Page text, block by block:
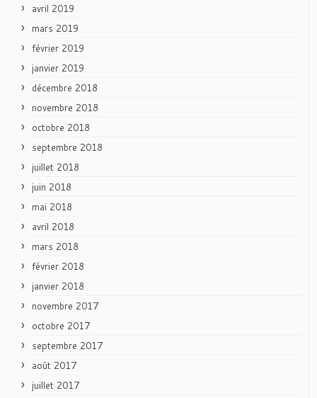
avril 2019
mars 2019
février 2019
janvier 2019
décembre 2018
novembre 2018
octobre 2018
septembre 2018
juillet 2018
juin 2018
mai 2018
avril 2018
mars 2018
février 2018
janvier 2018
novembre 2017
octobre 2017
septembre 2017
août 2017
juillet 2017